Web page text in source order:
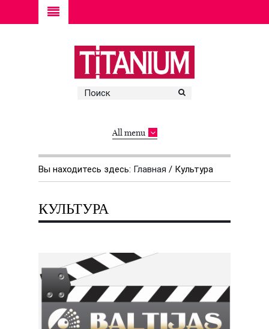
All menu
Вы находитесь здесь: Главная / Культура
КУЛЬТУРА